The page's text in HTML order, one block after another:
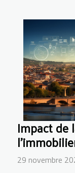
Impact de
29 novembre